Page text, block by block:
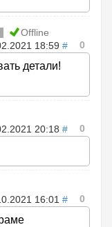
Offline
18:59 # 0
детали!
20:18 # 0
16:01 # 0